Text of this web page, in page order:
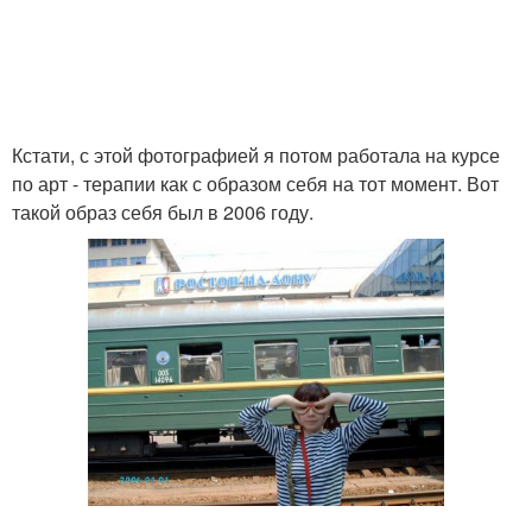
Кстати, с этой фотографией я потом работала на курсе
по арт - терапии как с образом себя на тот момент. Вот
такой образ себя был в 2006 году.